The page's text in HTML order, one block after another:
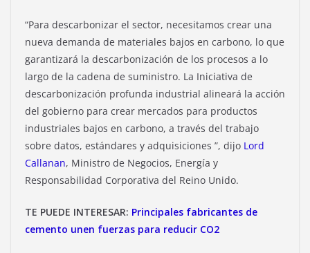
“Para descarbonizar el sector, necesitamos crear una
nueva demanda de materiales bajos en carbono, lo que
garantizará la descarbonización de los procesos a lo
largo de la cadena de suministro. La Iniciativa de
descarbonización profunda industrial alineará la acción
del gobierno para crear mercados para productos
industriales bajos en carbono, a través del trabajo
sobre datos, estándares y adquisiciones ”, dijo Lord
Callanan, Ministro de Negocios, Energía y
Responsabilidad Corporativa del Reino Unido.
TE PUEDE INTERESAR: Principales fabricantes de
cemento unen fuerzas para reducir CO2